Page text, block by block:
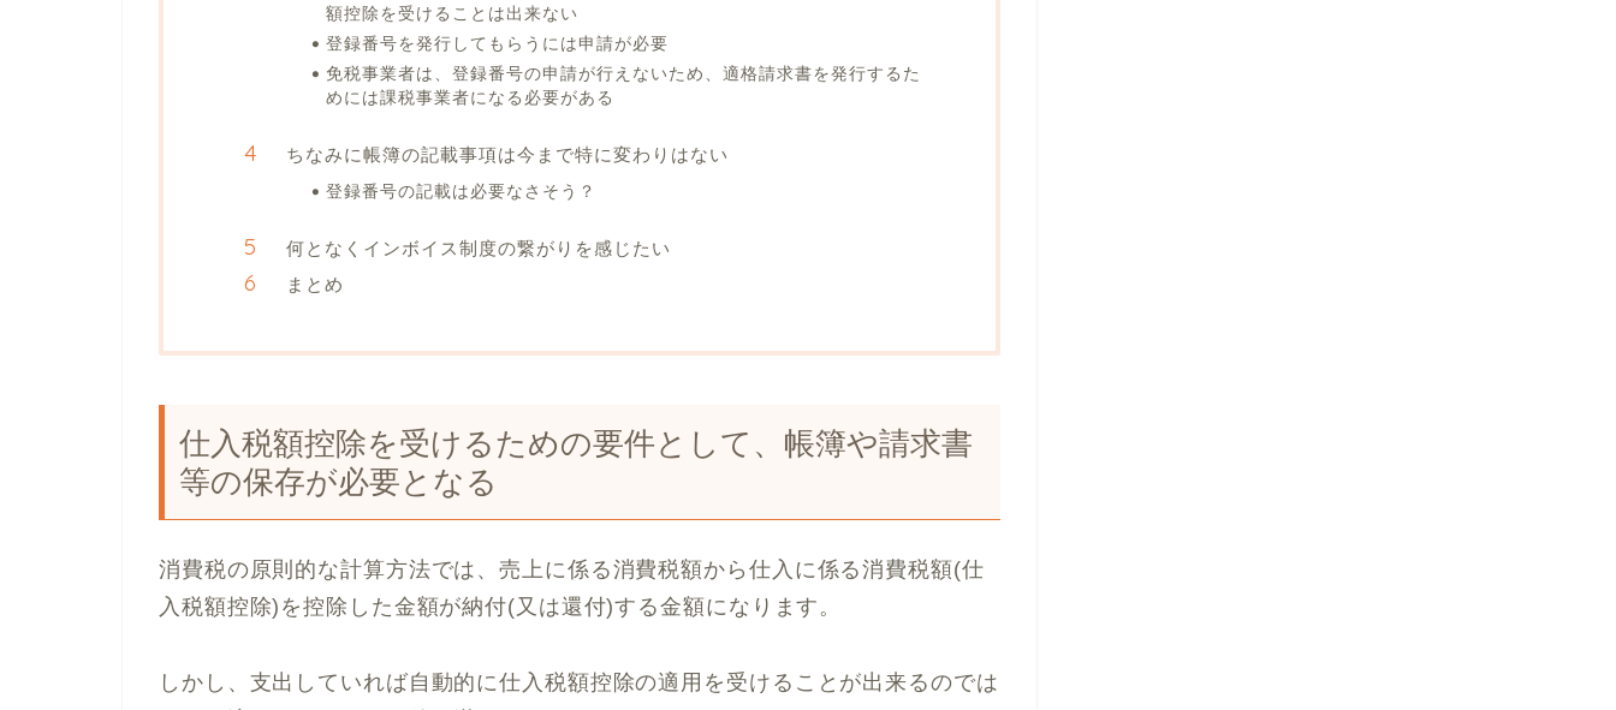
額控除を受けることは出来ない
登録番号を発行してもらうには申請が必要
免税事業者は、登録番号の申請が行えないため、適格請求書を発行するた
めには課税事業者になる必要がある
ちなみに帳簿の記載事項は今まで特に変わりはない
登録番号の記載は必要なさそう？
何となくインボイス制度の繋がりを感じたい
まとめ
仕入税額控除を受けるための要件として、帳簿や請求書
等の保存が必要となる
消費税の原則的な計算方法では、売上に係る消費税額から仕入に係る消費税額(仕
入税額控除)を控除した金額が納付(又は還付)する金額になります。
しかし、支出していれば自動的に仕入税額控除の適用を受けることが出来るのでは